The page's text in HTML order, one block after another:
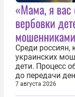
«Мама, я вас
вербовки
мошенниками
Среди россиян,
украинских
дети. Процесс
до передачи
кураторов
нескольких
7 августа 2026